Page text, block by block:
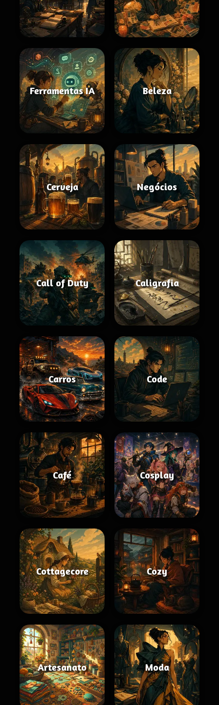
Ferramentas IA Beleza
Cerveja Negócios
Call of Duty Caligrafia
Carros Code
Café Cosplay
Cottagecore Cozy
Artesanato Moda